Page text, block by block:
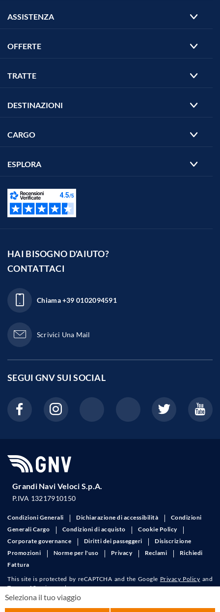
Seleziona il tuo viaggio
ASSISTENZA
OFFERTE
TRATTE
DESTINAZIONI
CARGO
ESPLORA
HAI BISOGNO D'AIUTO?
CONTATTACI
Chiama+39 0102094591
Scrivici Una Mail
SEGUI GNV SUISOCIAL
Grandi Navi Veloci S.p.A.
P.IVA 13217910150
Condizioni Generali Dichiarazione di accessibilità
Condizioni
Generali Cargo
Condizioni di acquisto
Cookie Policy
Corporate governance
Diritti dei passeggeri
Disiscrizione
Promozioni
Norme per l'uso Privacy Reclami
Richiedi
Fattura
This site is protected by reCAPTCHA and the Google Privacy Policy and
Terms of Serviceapply.